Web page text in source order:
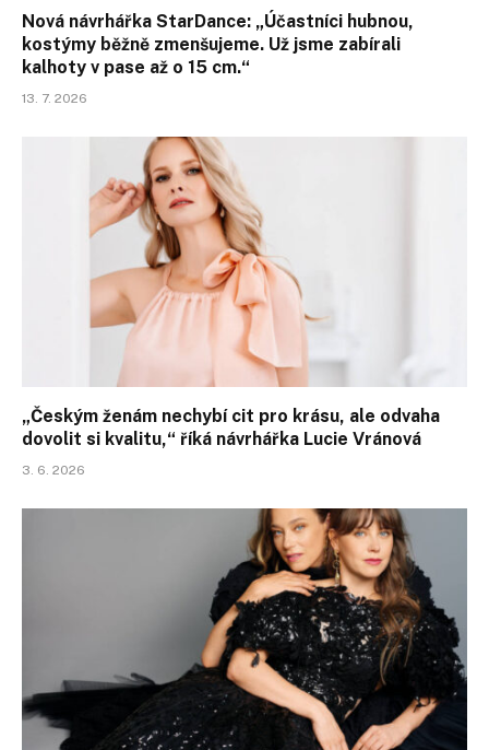
Nová návrhářka StarDance: „Účastníci hubnou,
kostýmy běžně zmenšujeme. Už jsme zabírali
kalhoty v pase až o 15 cm.“
13. 7. 2026
„Českým ženám nechybí cit pro krásu, ale odvaha
dovolit si kvalitu,“ říká návrhářka Lucie Vránová
3. 6. 2026